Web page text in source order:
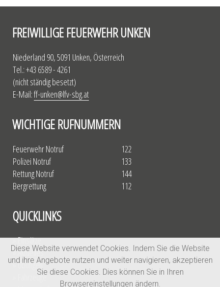
FREIWILLIGE FEUERWEHR UNKEN
Niederland 90, 5091 Unken, Österreich
Tel.: +43 6589 - 4261
(nicht ständig besetzt)
E-Mail:ff-unken@lfv-sbg.at
WICHTIGE RUFNUMMERN
Feuerwehr Notruf
Polizei Notruf
Rettung Notruf
Bergrettung
122
133
144
112
QUICKLINKS
» Einsätze
» Aktuelles
» Übungen
» Fahrzeuge
Diese Website verwendet Cookies. Indem Sie die Website
und ihre Angebote nutzen und weiter navigieren, akzeptieren
Sie diese Cookies. Dies können Sie in Ihren
Browsereinstellungen ändern.